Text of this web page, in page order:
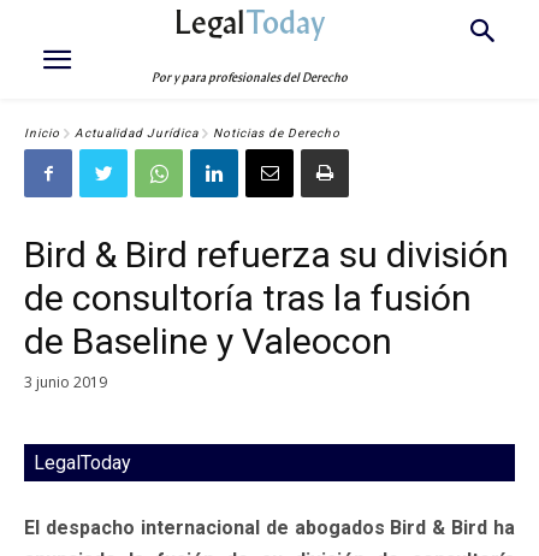
LegalToday
Por y para profesionales del Derecho
Inicio Actualidad Jurídica Noticias de Derecho
Bird & Bird refuerza su división
de consultoría tras la fusión
de Baseline y Valeocon
3 junio 2019
LegalToday
El despacho internacional de abogados Bird & Bird ha